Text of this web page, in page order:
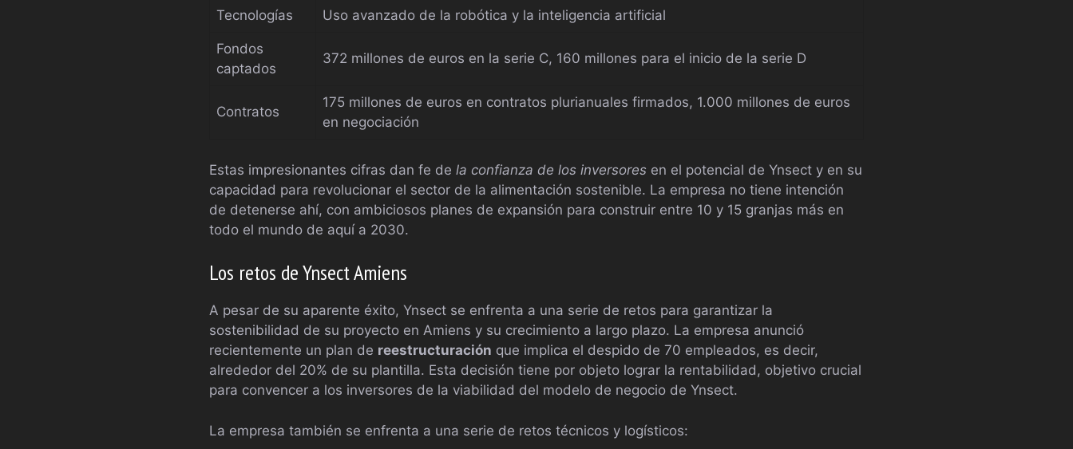
Tecnologías Uso avanzado de la robótica y la inteligencia artificial
Fondos
captados
372 millones de euros en la serie C, 160 millones para el inicio de la serie D
Contratos
175 millones de euros en contratos plurianuales firmados, 1.000 millones de euros
en negociación
Estas impresionantes cifras dan fe de la confianza de los inversores en el potencial de Ynsect y en su
capacidad para revolucionar el sector de la alimentación sostenible. La empresa no tiene intención
de detenerse ahí, con ambiciosos planes de expansión para construir entre 10 y 15 granjas más en
todo el mundo de aquí a 2030.
Los retos de Ynsect Amiens
A pesar de su aparente éxito, Ynsect se enfrenta a una serie de retos para garantizar la
sostenibilidad de su proyecto en Amiens y su crecimiento a largo plazo. La empresa anunció
recientemente un plan de reestructuración que implica el despido de 70 empleados, es decir,
alrededor del 20% de su plantilla. Esta decisión tiene por objeto lograr la rentabilidad, objetivo crucial
para convencer a los inversores de la viabilidad del modelo de negocio de Ynsect.
La empresa también se enfrenta a una serie de retos técnicos y logísticos: